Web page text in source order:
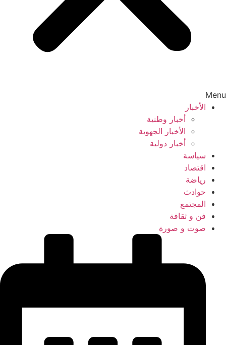
Menu
الأخبار
أخبار وطنية
الأخبار الجهوية
أخبار دولية
سياسة
اقتصاد
رياضة
حوادث
المجتمع
فن و ثقافة
صوت و صورة